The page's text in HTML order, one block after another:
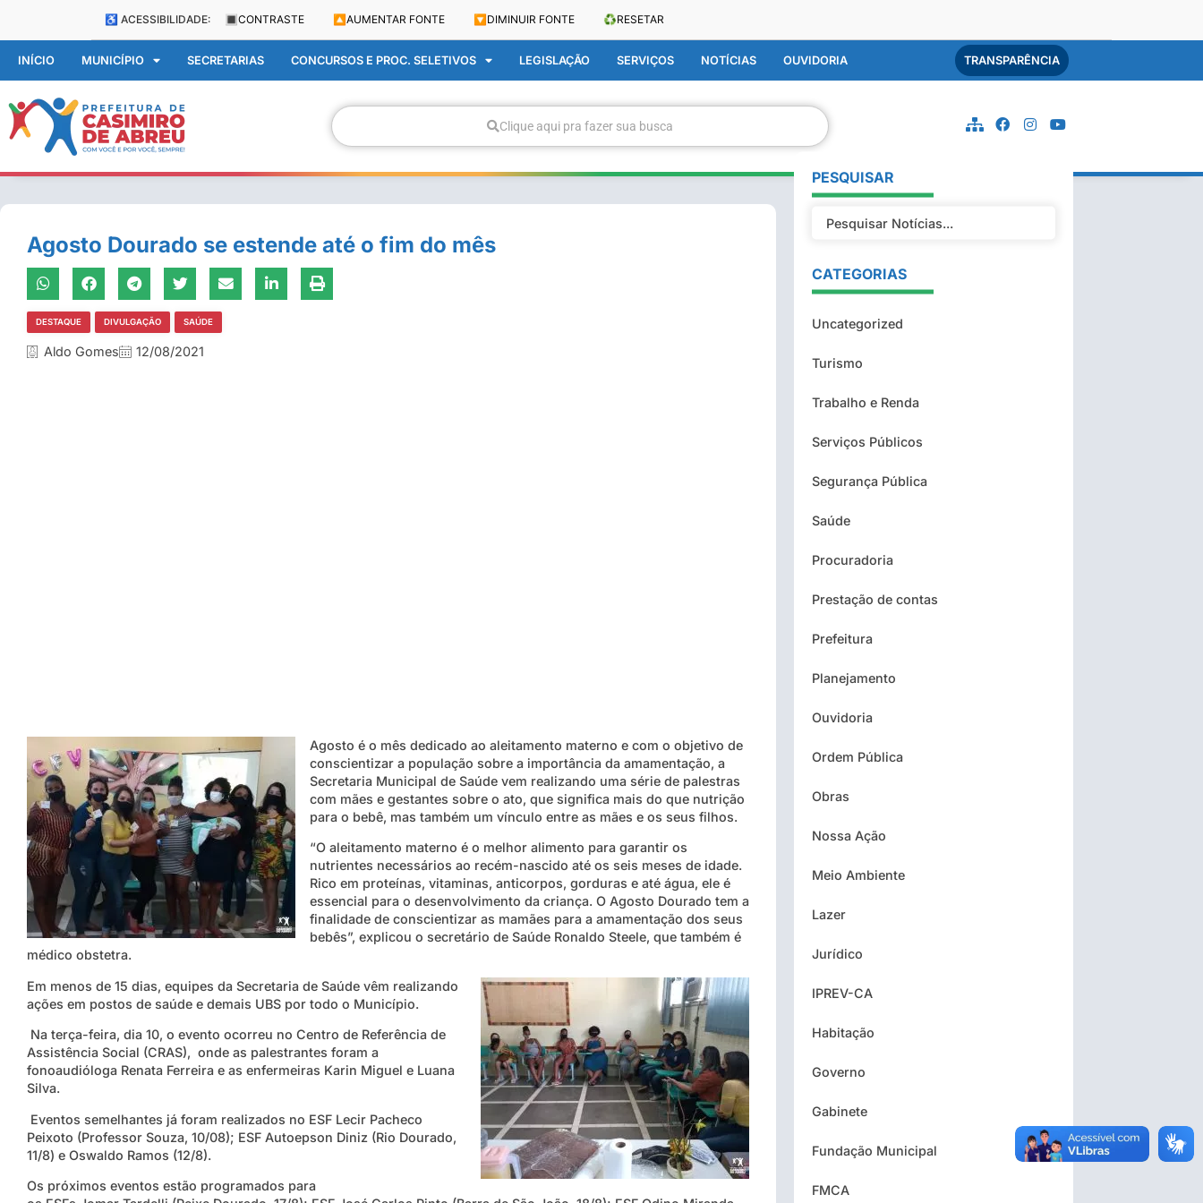
♿ ACESSIBILIDADE: 🔳 CONTRASTE 🔼 AUMENTAR FONTE 🔽 DIMINUIR FONTE ♻️RESETAR
INÍCIO MUNICÍPIO SECRETARIAS CONCURSOS E PROC. SELETIVOS LEGISLAÇÃO SERVIÇOS NOTÍCIAS OUVIDORIA TRANSPARÊNCIA
Clique aqui pra fazer sua busca
Agosto Dourado se estende até o fim do mês
DESTAQUE DIVULGAÇÃO SAÚDE
Aldo Gomes 12/08/2021
Agosto é o mês dedicado ao aleitamento materno e com o objetivo de
conscientizar a população sobre a importância da amamentação, a
Secretaria Municipal de Saúde vem realizando uma série de palestras
com mães e gestantes sobre o ato, que significa mais do que nutrição
para o bebê, mas também um vínculo entre as mães e os seus filhos.
“O aleitamento materno é o melhor alimento para garantir os
nutrientes necessários ao recém-nascido até os seis meses de idade.
Rico em proteínas, vitaminas, anticorpos, gorduras e até água, ele é
essencial para o desenvolvimento da criança. O Agosto Dourado tem a
finalidade de conscientizar as mamães para a amamentação dos seus
bebês”, explicou o secretário de Saúde Ronaldo Steele, que também é
médico obstetra.
Em menos de 15 dias, equipes da Secretaria de Saúde vêm realizando
ações em postos de saúde e demais UBS por todo o Município.
Na terça-feira, dia 10, o evento ocorreu no Centro de Referência de
Assistência Social (CRAS), onde as palestrantes foram a
fonoaudióloga Renata Ferreira e as enfermeiras Karin Miguel e Luana
Silva.
Eventos semelhantes já foram realizados no ESF Lecir Pacheco
Peixoto (Professor Souza, 10/08); ESF Autoepson Diniz (Rio Dourado,
11/8) e Oswaldo Ramos (12/8).
Os próximos eventos estão programados para
PESQUISAR
CATEGORIAS
Uncategorized
Turismo
Trabalho e Renda
Serviços Públicos
Segurança Pública
Saúde
Procuradoria
Prestação de contas
Prefeitura
Planejamento
Ouvidoria
Ordem Pública
Obras
Nossa Ação
Meio Ambiente
Lazer
Jurídico
IPREV-CA
Habitação
Governo
Gabinete
Fundação Municipal
FMCA